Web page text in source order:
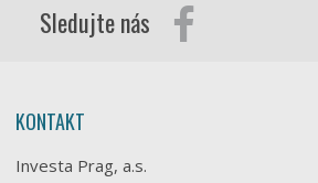
Sledujte nás
KONTAKT
Investa Prag, a.s.